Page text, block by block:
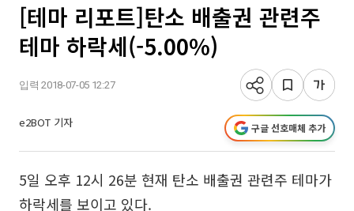
[테마 리포트]탄소 배출권 관련주
테마 하락세(-5.00%)
입력 2018-07-05 12:27
e2BOT 기자 구글 선호매체 추가
5일 오후 12시 26분 현재 탄소 배출권 관련주 테마가
하락세를 보이고 있다.